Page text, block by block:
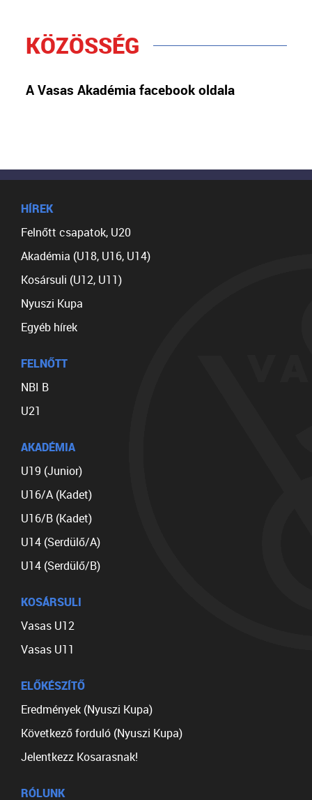
KÖZÖSSÉG
A Vasas Akadémia facebook oldala
HÍREK
Felnőtt csapatok, U20
Akadémia (U18, U16, U14)
Kosársuli (U12, U11)
Nyuszi Kupa
Egyéb hírek
FELNŐTT
NBI B
U21
AKADÉMIA
U19 (Junior)
U16/A (Kadet)
U16/B (Kadet)
U14 (Serdülő/A)
U14 (Serdülő/B)
KOSÁRSULI
Vasas U12
Vasas U11
ELŐKÉSZÍTŐ
Eredmények (Nyuszi Kupa)
Következő forduló (Nyuszi Kupa)
Jelentkezz Kosarasnak!
RÓLUNK